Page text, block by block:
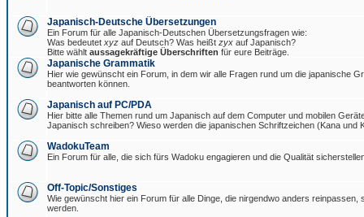
Japanisch-Deutsche Übersetzungen
Ein Forum für alle Japanisch-Deutschen Übersetzungsfragen wie:
Was bedeutet xyz auf Deutsch? Was heißt zyx auf Japanisch?
Bitte wählt aussagekräftige Überschriften für eure Beiträge.
Japanische Grammatik
Hier wie gewünscht ein Forum, in dem wir alle Fragen rund um die japanische
beantworten können.
Japanisch auf PC/PDA
Hier bitte alle Themen rund um Japanisch auf dem Computer und mobilen
Japanisch schreiben? Wieso werden die japanischen Schriftzeichen (Kana und
WadokuTeam
Ein Forum für alle, die sich fürs Wadoku engagieren und die Qualität
Off-Topic/Sonstiges
Wie gewünscht hier ein Forum für alle Dinge, die nirgendwo anders reinpassen,
werden.